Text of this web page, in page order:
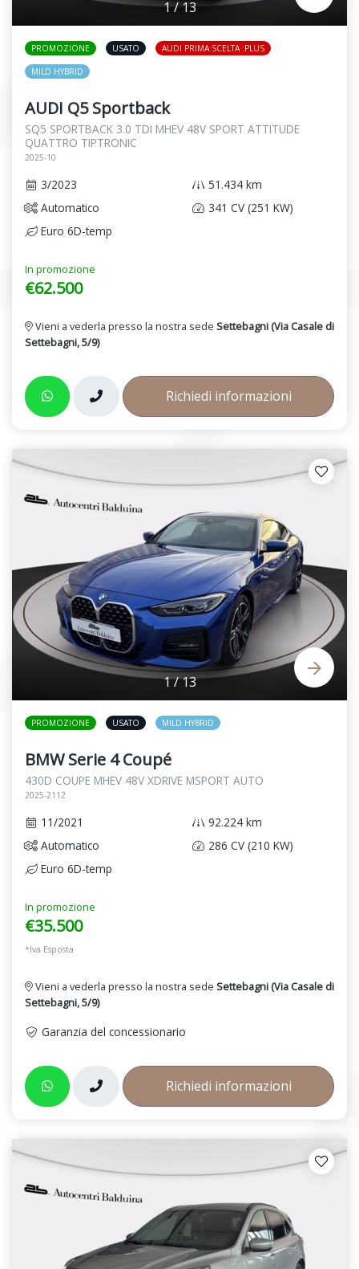
1/13
PROMOZIONE USATO AUDI PRIMA SCELTA :PLUS
MILD HYBRID
AUDI Q5 Sportback
SQ5 SPORTBACK 3.0 TDI MHEV 48V SPORT ATTITUDE
QUATTRO TIPTRONIC
2025-10
3/2023
51.434 km
Automatico
341 CV (251 KW)
Euro 6D-temp
In promozione
€62.500
Vieni a vederla presso la nostra sede Settebagni (Via Casale di
Settebagni, 5/9)
Richiedi informazioni
1/13
PROMOZIONE USATO MILD HYBRID
BMW Serie 4 Coupé
430D COUPE MHEV 48V XDRIVE MSPORT AUTO
2025-2112
11/2021
92.224 km
Automatico
286 CV (210 KW)
Euro 6D-temp
In promozione
€35.500
*Iva Esposta
Vieni a vederla presso la nostra sede Settebagni (Via Casale di
Settebagni, 5/9)
Garanzia del concessionario
Richiedi informazioni